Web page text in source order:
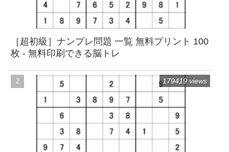
［超初級］ナンプレ問題 一覧 無料プリント 100
枚 - 無料印刷できる脳トレ
179419 views